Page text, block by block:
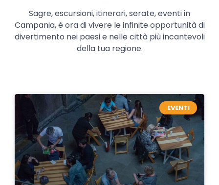
Sagre, escursioni, itinerari, serate, eventi in
Campania, è ora di vivere le infinite opportunità di
divertimento nei paesi e nelle città più incantevoli
della tua regione.
EVENTI